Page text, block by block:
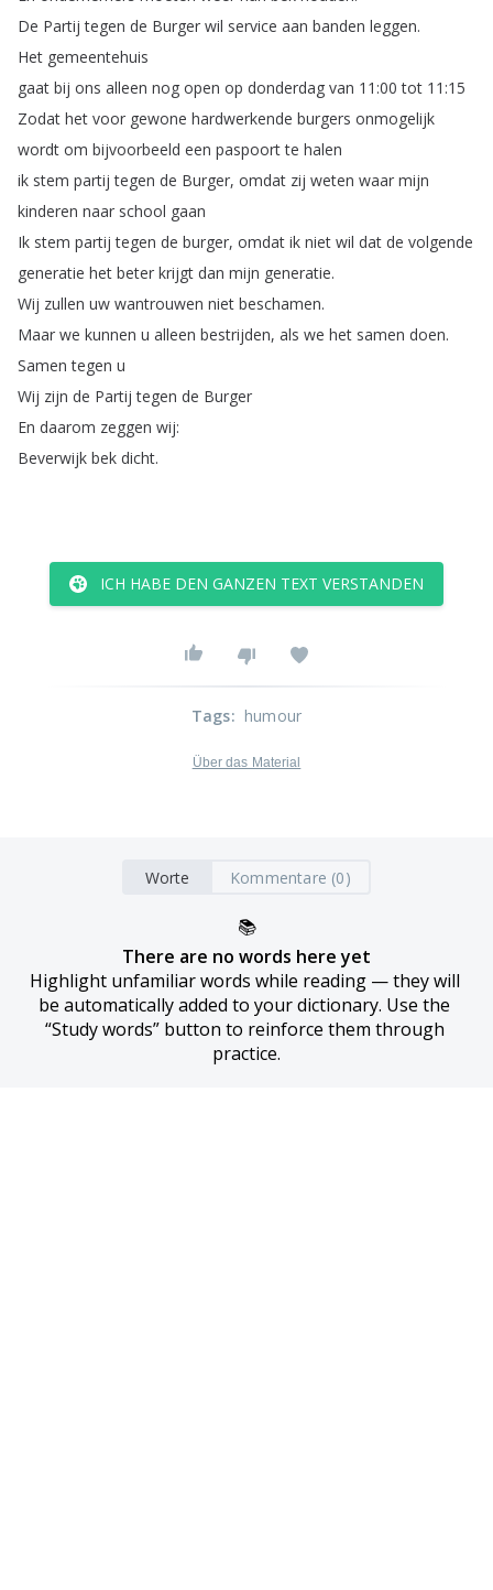
De Partij tegen de Burger wil service aan banden leggen.
Het gemeentehuis
gaat bij ons alleen nog open op donderdag van 11:00tot 11:15
Zodat het voor gewone hardwerkende burgers onmogelijk
wordt om bijvoorbeeld een paspoort te halen
ik stem partij tegen de Burger, omdat zij weten waar mijn
kinderen naar school gaan
Ik stem partij tegen de burger, omdat ik niet wil dat de volgende
generatie het beter krijgt dan mijn generatie.
Wij zullen uw wantrouwen niet beschamen.
Maar we kunnen u alleen bestrijden, als we het samen doen.
Samen tegen u
Wij zijn de Partij tegen de Burger
En daarom zeggen wij:
Beverwijk bek dicht.
ICH HABE DEN GANZEN TEXT VERSTANDEN
Tags: humour
Über das Material
Worte Kommentare (0)
📚
There are no words here yet
Highlight unfamiliar words while reading — they will
be automatically added to your dictionary. Use the
“Study words” button to reinforce them through
practice.